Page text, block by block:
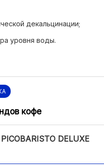
декальцинации;
уровня воды.
кофе
DELUXE